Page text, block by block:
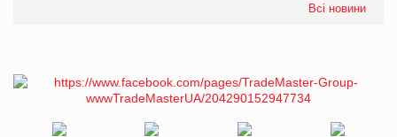
Всі новини